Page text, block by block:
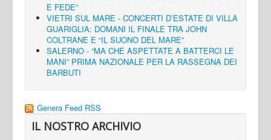
E FEDE”
VIETRI SUL MARE - CONCERTI D’ESTATE DI VILLA
GUARIGLIA: DOMANI IL FINALE TRA JOHN
COLTRANE E “IL SUONO DEL MARE”
SALERNO - “MA CHE ASPETTATE A BATTERCI LE
MANI” PRIMA NAZIONALE PER LA RASSEGNA DEI
BARBUTI
Genera Feed RSS
IL NOSTRO ARCHIVIO